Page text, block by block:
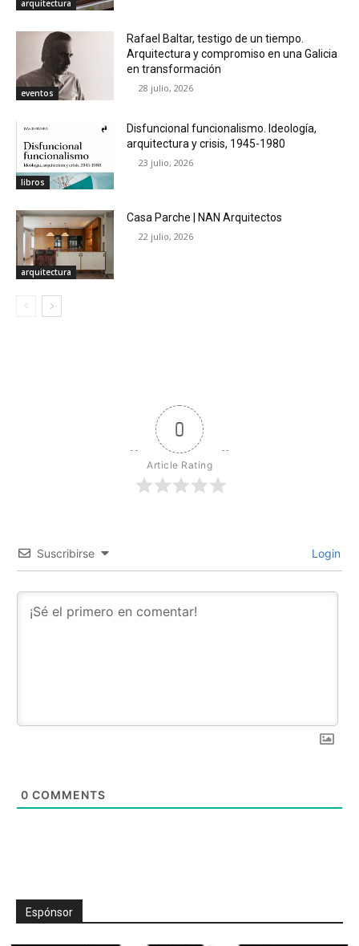
arquitectura
eventos
Rafael Baltar, testigo de un tiempo.
Arquitectura y compromiso en una Galicia
en transformación
28 julio, 2026
libros
Disfuncional funcionalismo. Ideología,
arquitectura y crisis, 1945-1980
23 julio, 2026
arquitectura
Casa Parche | NAN Arquitectos
22 julio, 2026
0
Article Rating
Suscribirse Login
0 COMMENTS
Espónsor